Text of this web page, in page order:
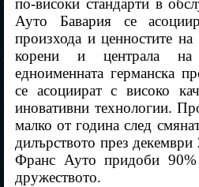
по-високи стандарти в
Ауто Бавария се
произхода и ценностите
корени и централа
едноименната германска
се асоциират с високо
иновативни технологии.
малко от година след
дилърството през
Франс Ауто придоби 90%
дружеството.